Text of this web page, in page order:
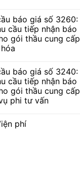
báo giá số 3260:
cầu tiếp nhận báo
gói thầu cung cấp
báo giá số 3240:
cầu tiếp nhận báo
gói thầu cung cấp
phi tư vấn
phí